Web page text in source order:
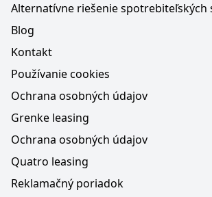
Alternatívne riešenie spotrebiteľských
Blog
Kontakt
Používanie cookies
Ochrana osobných údajov
Grenke leasing
Ochrana osobných údajov
Quatro leasing
Reklamačný poriadok